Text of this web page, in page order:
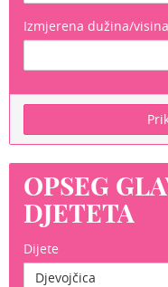
Izmjerena dužina/
OPSEG
DJETETA
Dijete
Djevojčica